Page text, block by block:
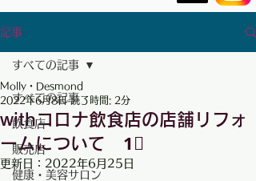
記事
すべての記事
飲食店
販売店
健康・美容サロン
すべての記事
withコロナ飲食店の店舗リフォ
ームについて 1⃣
Molly・Desmond
2022年6月8日 読了時間: 2分
更新日： 2022年6月25日